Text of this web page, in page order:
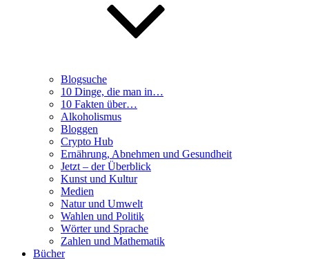
Blogsuche
10 Dinge, die man in…
10 Fakten über…
Alkoholismus
Bloggen
Crypto Hub
Ernährung, Abnehmen und Gesundheit
Jetzt – der Überblick
Kunst und Kultur
Medien
Natur und Umwelt
Wahlen und Politik
Wörter und Sprache
Zahlen und Mathematik
Bücher